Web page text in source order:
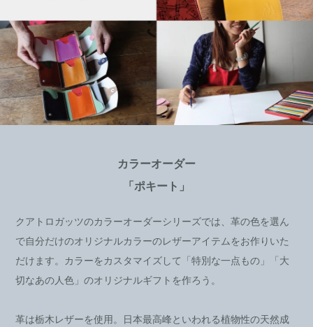
カラーオーダー
「ポキート」
クアトロガッツのカラーオーダーシリーズでは、革の色を選ん
で自分だけのオリジナルカラーのレザーアイテムをお作りいた
だけます。カラーをカスタマイズして「特別な一点もの」「大
切なあの人色」のオリジナルギフトを作ろう。
革は栃木レザーを使用。日本最高峰といわれる植物性の天然成